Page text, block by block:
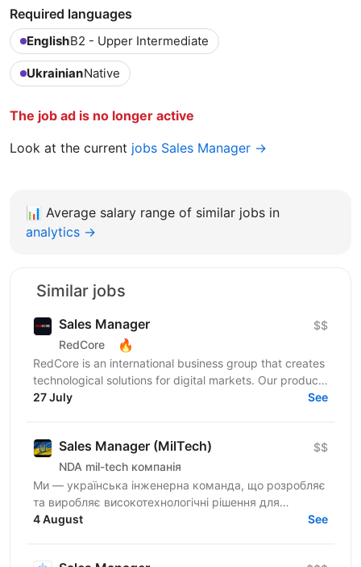
Required languages
EnglishB2 - Upper Intermediate
UkrainianNative
The job ad is no longer active
Look at the current jobs Sales Manager →
📊 Average salary range of similar jobs in
analytics →
Similar jobs
Sales Manager
RedCore 🔥
$$
RedCore is an international business group that creates
technological solutions for digital markets. Our products
and services cover fintech, marketing,...
27 July See
Sales Manager (MilTech)
NDA mil-tech компанія
$$
Ми — українська інженерна команда, що розробляє
та виробляє високотехнологічні рішення для
оборонного сектору України. Наші продукти вже
4 August See